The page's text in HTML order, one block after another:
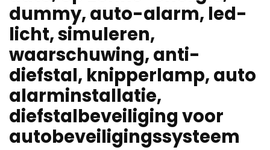
dummy, auto-alarm, led-
licht, simuleren,
waarschuwing, anti-
diefstal, knipperlamp, auto
alarminstallatie,
diefstalbeveiliging voor
autobeveiligingssysteem